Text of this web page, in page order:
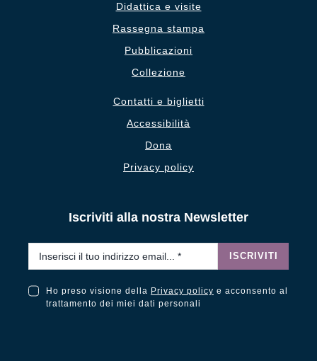
Didattica e visite
Rassegna stampa
Pubblicazioni
Collezione
Contatti e biglietti
Accessibilità
Dona
Privacy policy
Iscriviti alla nostra Newsletter
ISCRIVITI
Ho preso visione della Privacy policy e acconsento al
trattamento dei miei dati personali